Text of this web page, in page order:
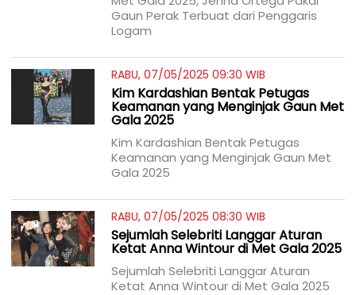
Gaun Perak Terbuat dari Penggaris
Logam
RABU, 07/05/2025 09:30 WIB
Kim Kardashian Bentak Petugas
Keamanan yang Menginjak Gaun Met
Gala 2025
Kim Kardashian Bentak Petugas
Keamanan yang Menginjak Gaun Met
Gala 2025
RABU, 07/05/2025 08:30 WIB
Sejumlah Selebriti Langgar Aturan
Ketat Anna Wintour di Met Gala 2025
Sejumlah Selebriti Langgar Aturan
Ketat Anna Wintour di Met Gala 2025